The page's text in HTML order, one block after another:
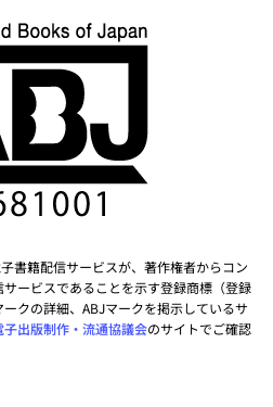
書籍配信サービスが、著作権者からコン
ービスであることを示す登録商標（登録
クの詳細、ABJマークを掲示しているサ
出版制作・流通協議会のサイトでご確認